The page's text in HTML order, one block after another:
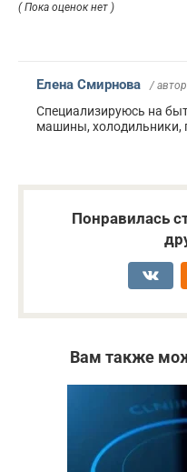
( Пока оценок нет )
Елена Смирнова /
Специализируюсь на
машины, холодильники,
Понравилась
Вам также